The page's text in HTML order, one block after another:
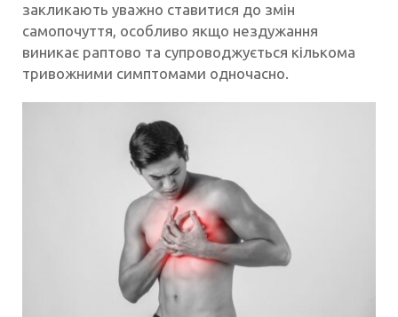
закликають уважно ставитися до змін
самопочуття, особливо якщо нездужання
виникає раптово та супроводжується кількома
тривожними симптомами одночасно.